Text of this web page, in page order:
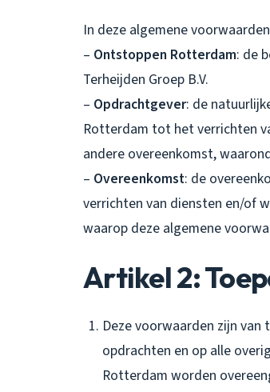
In deze algemene
– Ontstoppen Rotterdam: de
Terheijden Groep B.V.
– Opdrachtgever: de
Rotterdam tot het verrichten
andere overeenkomst,
– Overeenkomst: de
verrichten van diensten en/of
waarop deze algemene
Artikel 2:
Deze voorwaarden zijn
opdrachten en op alle
Rotterdam worden